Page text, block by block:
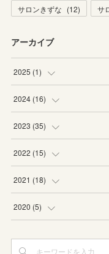
サロンきずな (12) サ
アーカイブ
2025 (1)
(1
2024 (16)
(1
(2
(1
(
2023 (35)
(2
(3
(
2022 (15)
(6
( )
2021 (18)
( )
2020 (5)